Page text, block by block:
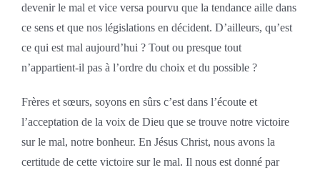
devenir le mal et vice versa pourvu que la tendance aille dans
ce sens et que nos législations en décident. D’ailleurs, qu’est
ce qui est mal aujourd’hui ? Tout ou presque tout
n’appartient-il pas à l’ordre du choix et du possible ?
Frères et sœurs, soyons en sûrs c’est dans l’écoute et
l’acceptation de la voix de Dieu que se trouve notre victoire
sur le mal, notre bonheur. En Jésus Christ, nous avons la
certitude de cette victoire sur le mal. Il nous est donné par